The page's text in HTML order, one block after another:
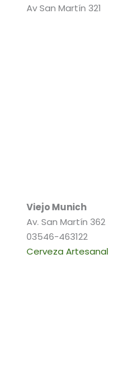
Av San Martín 321
Viejo Munich
Av. San Martín 362
03546-463122
Cerveza Artesanal